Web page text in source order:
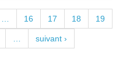
16 17 18 19
suivant ›